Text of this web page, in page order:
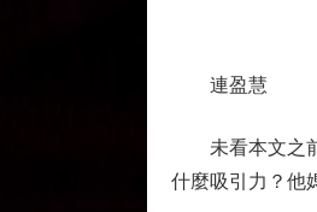
連盈慧
未看本文之前
什麼吸引力？他